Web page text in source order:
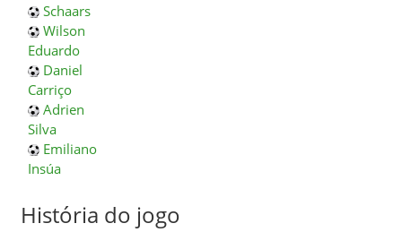
Schaars
Wilson
Eduardo
Daniel
Carriço
Adrien
Silva
Emiliano
Insúa
História do jogo